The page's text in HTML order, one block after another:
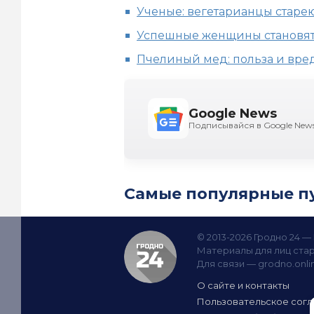
Ученые: вегетарианцы
Успешные женщины
Пчелиный мед: польза и
Google News
Подписывайся в Google
Самые популярные
© 2013-2026 Гродно 24
Материалы для лиц
Для связи —
О сайте и контакты
Пользовательское